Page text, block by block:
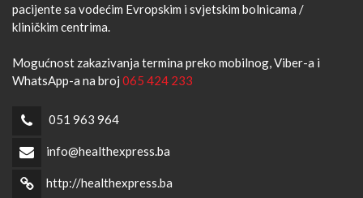
pacijente sa vodećim Evropskim i svjetskim bolnicama /
kliničkim centrima.
Mogućnost zakazivanja termina preko mobilnog, Viber-a i
WhatsApp-a na broj 065 424 233
051 963 964
info@healthexpress.ba
http://healthexpress.ba